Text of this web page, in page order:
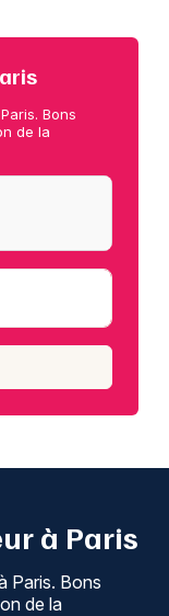
Bons
de la
à Paris
Paris. Bons
de la